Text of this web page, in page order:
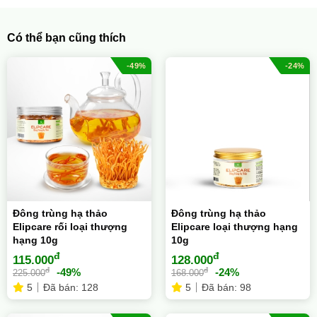
Có thể bạn cũng thích
-49%
Đông trùng hạ thảo
Elipcare rối loại thượng
hạng 10g
115.000đ
225.000đ -49%
5 Đã bán: 128
-24%
Đông trùng hạ thảo
Elipcare loại thượng hạng
10g
128.000đ
168.000đ -24%
5 Đã bán: 98